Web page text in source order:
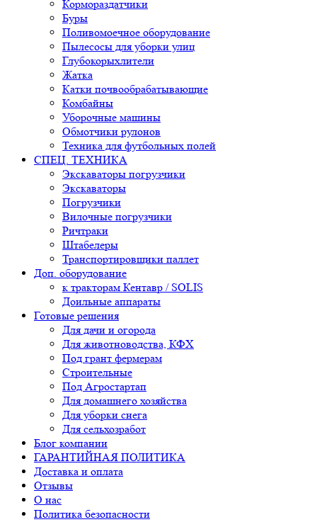
Кормораздатчики
Буры
Поливомоечное оборудование
Пылесосы для уборки улиц
Глубокорыхлители
Жатка
Катки почвообрабатывающие
Комбайны
Уборочные машины
Обмотчики рулонов
Техника для футбольных полей
СПЕЦ. ТЕХНИКА
Экскаваторы погрузчики
Экскаваторы
Погрузчики
Вилочные погрузчики
Ричтраки
Штабелеры
Транспортировщики паллет
Доп. оборудование
к тракторам Кентавр / SOLIS
Доильные аппараты
Готовые решения
Для дачи и огорода
Для животноводства, КФХ
Под грант фермерам
Строительные
Под Агростартап
Для домашнего хозяйства
Для уборки снега
Для сельхозработ
Блог компании
ГАРАНТИЙНАЯ ПОЛИТИКА
Доставка и оплата
Отзывы
О нас
Политика безопасности